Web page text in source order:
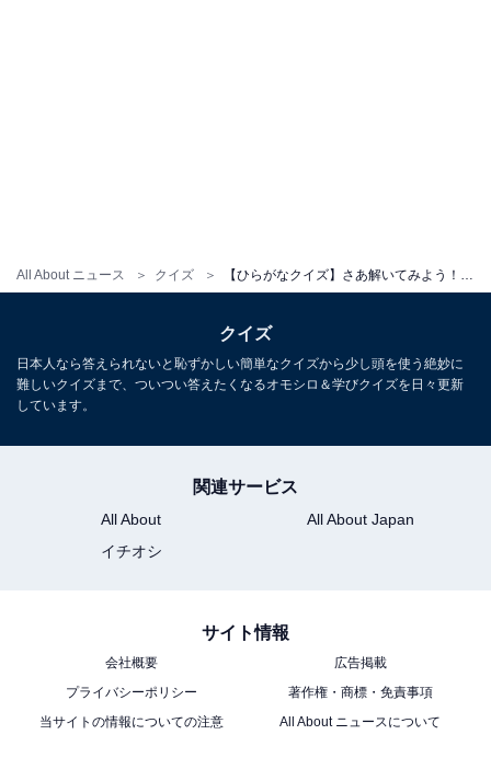
All About ニュース クイズ
クイズ
日本人なら答えられないと恥ずかしい簡単なクイズから少し頭を使う絶妙に
難しいクイズまで、ついつい答えたくなるオモシロ＆学びクイズを日々更新
しています。
関連サービス
All About
All About Japan
イチオシ
サイト情報
会社概要
広告掲載
プライバシーポリシー
著作権・商標・免責事項
当サイトの情報についての注意
All About ニュースについて